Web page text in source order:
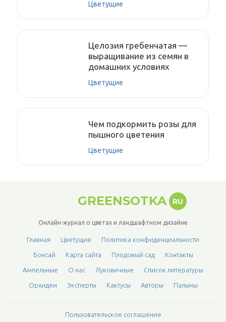
Цветущие
Целозия гребенчатая —
выращивание из семян в
домашних условиях
Цветущие
Чем подкормить розы для
пышного цветения
Цветущие
GREENSOTKA RU
Онлайн-журнал о цветах и ландшафтном дизайне
Главная Цветущие Политика конфиденциальности
Бонсай Карта сайта Плодовый сад Контакты
Ампельные О нас Луковичные Список литературы
Орхидеи Эксперты Кактусы Авторы Пальмы
Пользовательское соглашение